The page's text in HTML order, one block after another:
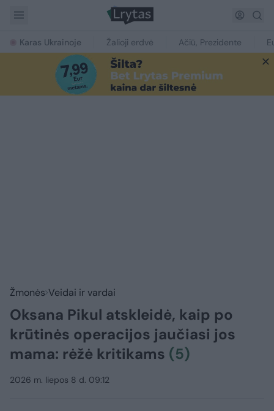
Karas Ukrainoje Žalioji erdvė Ačiū, Prezidente
Žmonės Veidai ir vardai
Oksana Pikul atskleidė, kaip po
krūtinės operacijos jaučiasi jos
mama: rėžė kritikams (5)
2026 m. liepos 8 d. 09:12